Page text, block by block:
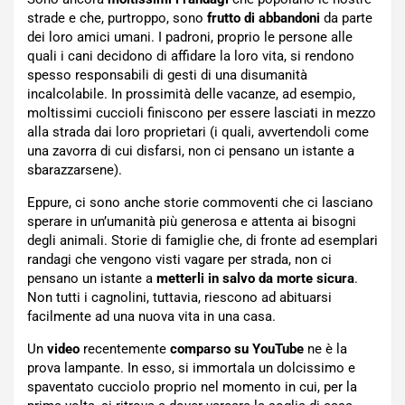
strade e che, purtroppo, sono frutto di abbandoni da parte
dei loro amici umani. I padroni, proprio le persone alle
quali i cani decidono di affidare la loro vita, si rendono
spesso responsabili di gesti di una disumanità
incalcolabile. In prossimità delle vacanze, ad esempio,
moltissimi cuccioli finiscono per essere lasciati in mezzo
alla strada dai loro proprietari (i quali, avvertendoli come
una zavorra di cui disfarsi, non ci pensano un istante a
sbarazzarsene).
Eppure, ci sono anche storie commoventi che ci lasciano
sperare in un’umanità più generosa e attenta ai bisogni
degli animali. Storie di famiglie che, di fronte ad esemplari
randagi che vengono visti vagare per strada, non ci
pensano un istante a metterli in salvo da morte sicura.
Non tutti i cagnolini, tuttavia, riescono ad abituarsi
facilmente ad una nuova vita in una casa.
Un video recentemente comparso su YouTube ne è la
prova lampante. In esso, si immortala un dolcissimo e
spaventato cucciolo proprio nel momento in cui, per la